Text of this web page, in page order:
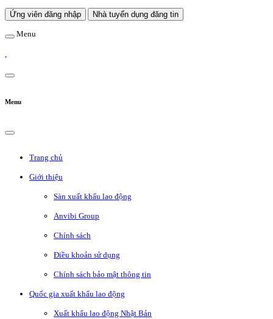
Ứng viên đăng nhập Nhà tuyển dụng đăng tin
Menu
Menu
Trang chủ
Giới thiệu
Sàn xuất khẩu lao động
Anvibi Group
Chính sách
Điều khoản sử dụng
Chính sách bảo mật thông tin
Quốc gia xuất khẩu lao động
Xuất khẩu lao động Nhật Bản